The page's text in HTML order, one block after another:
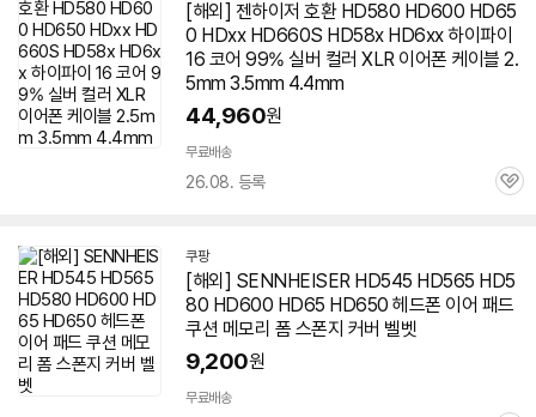
[해외] 젠하이저 호환 HD580 HD600 HD65
0 HDxx HD660S HD58x HD6xx 하이파이
16 코어 99% 실버 컬러 XLR 이어폰 케이블 2.
5mm 3.5mm 4.4mm
44,960원
무료배송
26.08. 등록
관
쿠팡
[해외] SENNHEISER HD545 HD565 HD5
80 HD600 HD65 HD650 헤드폰 이어 패드
쿠션 메모리 폼 스폰지 커버 벨벳
9,200원
무료배송